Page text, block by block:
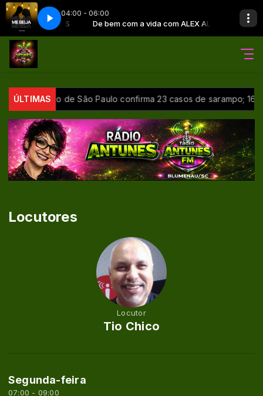
04:00 - 06:00
ALEX ALVES De bem com a vida com ALEX ALVES
Beija Adão Paraíso - Me Beija
ÚLTIMAS
Estado de São Paulo confirma 23 casos de sarampo; 16
Locutores
Locutor
Tio Chico
Segunda-feira
07:00 - 09:00